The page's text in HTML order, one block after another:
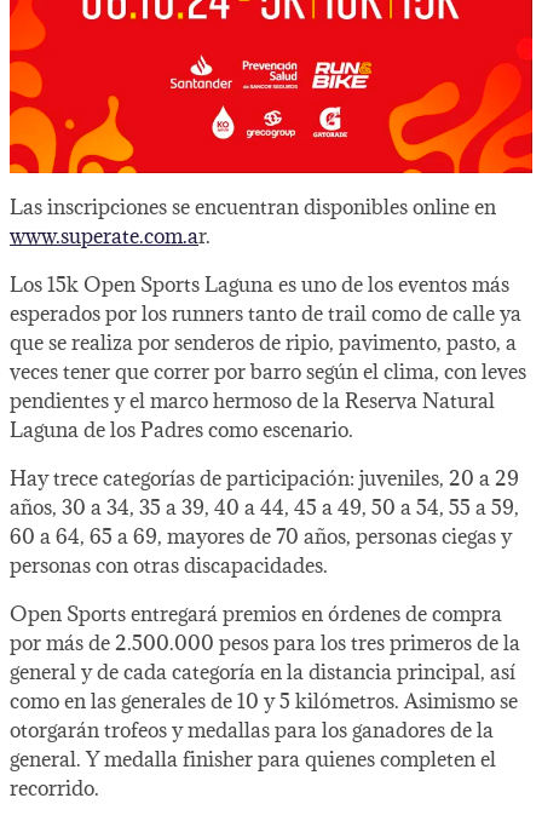
Las inscripciones se encuentran disponibles online en
www.superate.com.ar.
Los 15k Open Sports Laguna es uno de los eventos más
esperados por los runners tanto de trail como de calle ya
que se realiza por senderos de ripio, pavimento, pasto, a
veces tener que correr por barro según el clima, con leves
pendientes y el marco hermoso de la Reserva Natural
Laguna de los Padres como escenario.
Hay trece categorías de participación: juveniles, 20 a 29
años, 30 a 34, 35 a 39, 40 a 44, 45 a 49, 50 a 54, 55 a 59,
60 a 64, 65 a 69, mayores de 70 años, personas ciegas y
personas con otras discapacidades.
Open Sports entregará premios en órdenes de compra
por más de 2.500.000 pesos para los tres primeros de la
general y de cada categoría en la distancia principal, así
como en las generales de 10 y 5 kilómetros. Asimismo se
otorgarán trofeos y medallas para los ganadores de la
general. Y medalla finisher para quienes completen el
recorrido.